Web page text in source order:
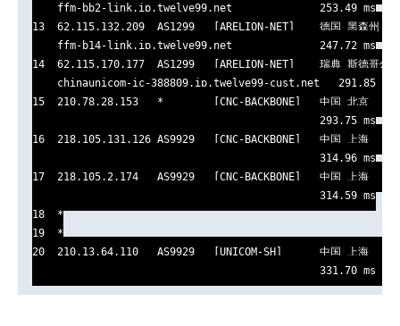
    ffm-bb2-link.ip.twelve99.net              253.49 ms
13  62.115.132.209  AS1299   [ARELION-NET]    德国 黑森州
    ffm-b14-link.ip.twelve99.net              247.72 ms
14  62.115.170.177  AS1299   [ARELION-NET]    瑞典 斯德哥尔
    chinaunicom-ic-388809.ip.twelve99-cust.net   291.85 ms
15  210.78.28.153   *        [CNC-BACKBONE]   中国 北京
                                              293.75 ms
16  218.105.131.126 AS9929   [CNC-BACKBONE]   中国 上海
                                              314.96 ms
17  218.105.2.174   AS9929   [CNC-BACKBONE]   中国 上海
                                              314.59 ms
18  *
19  *
20  210.13.64.110   AS9929   [UNICOM-SH]      中国 上海
                                              331.70 ms